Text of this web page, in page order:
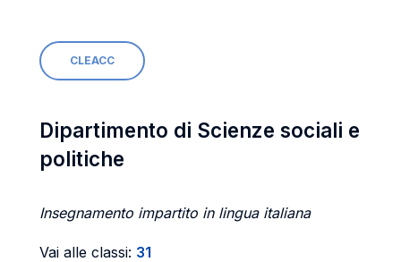
CLEACC
Dipartimento di Scienze sociali e
politiche
Insegnamento impartito in lingua italiana
Vai alle classi: 31